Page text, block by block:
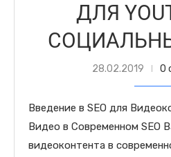
ДЛЯ
28.02.2019 0
Введение в SEO для
Видео в Современном SEO
видеоконтента в